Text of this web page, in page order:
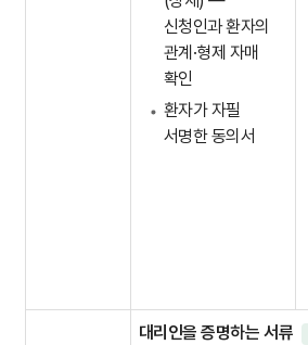
신청인과 환자의
관계·형제 자매
확인
환자가 자필
서명한 동의서
대리인을 증명하는 서류